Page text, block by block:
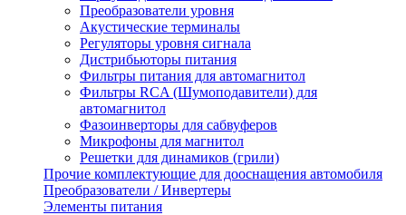
Преобразователи уровня
Акустические терминалы
Регуляторы уровня сигнала
Дистрибьюторы питания
Фильтры питания для автомагнитол
Фильтры RCA (Шумоподавители) для
автомагнитол
Фазоинверторы для сабвуферов
Микрофоны для магнитол
Решетки для динамиков (грили)
Прочие комплектующие для дооснащения автомобиля
Преобразователи / Инвертеры
Элементы питания